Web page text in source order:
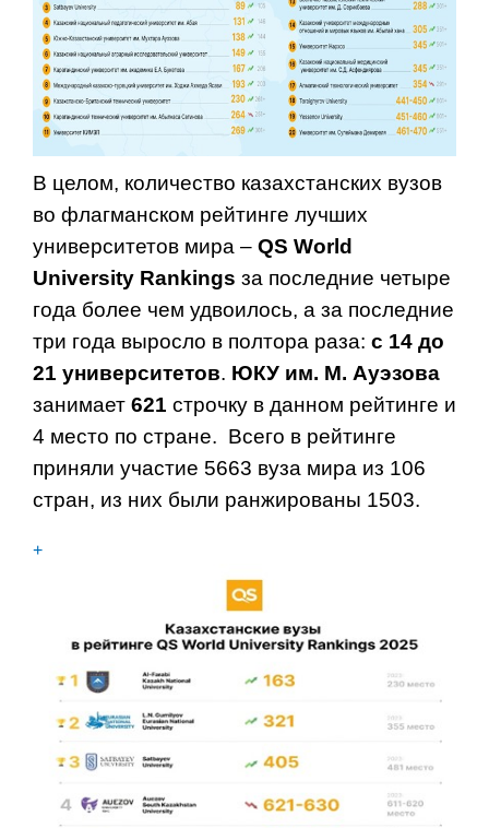
В целом, количество казахстанских вузов
во флагманском рейтинге лучших
университетов мира – QS World
University Rankings за последние четыре
года более чем удвоилось, а за последние
три года выросло в полтора раза: с 14 до
21 университетов. ЮКУ им. М. Ауэзова
занимает 621 строчку в данном рейтинге и
4 место по стране. Всего в рейтинге
приняли участие 5663 вуза мира из 106
стран, из них были ранжированы 1503.
+